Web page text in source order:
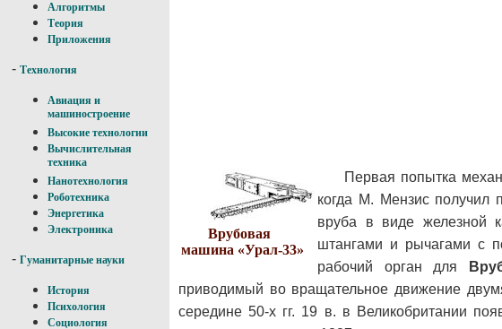
Алгоритмы
Теория
Приложения
- Технология
Авиация и
машиностроение
Высокие технологии
Вычислительная
техника
Нанотехнология
Роботехника
Энергетика
Электроника
- Гуманитарные науки
История
Психология
Социология
Врубовая
машина «Урал-33»
Первая попытка
когда М. Мензис получил
вруба в виде железной
штангами и рычагами с
рабочий орган для
приводимый во вращательное движение
середине 50-х гг. 19 в. в Великобритании